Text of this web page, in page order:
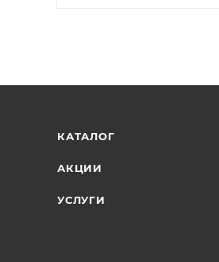
КАТАЛОГ
АКЦИИ
УСЛУГИ